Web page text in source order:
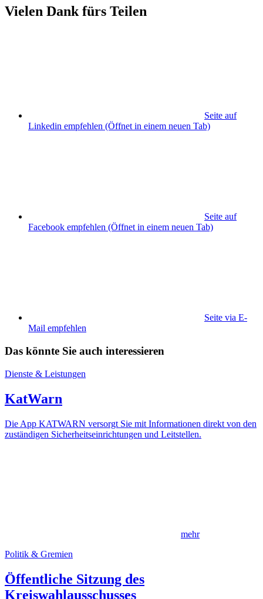
Vielen Dank fürs Teilen
Seite auf
Linkedin empfehlen (Öffnet in einem neuen Tab)
Seite auf
Facebook empfehlen (Öffnet in einem neuen Tab)
Seite via E-
Mail empfehlen
Das könnte Sie auch interessieren
Dienste & Leistungen
KatWarn
Die App KATWARN versorgt Sie mit Informationen direkt von den
zuständigen Sicherheitseinrichtungen und Leitstellen.
mehr
Politik & Gremien
Öffentliche Sitzung des
Kreiswahlausschusses